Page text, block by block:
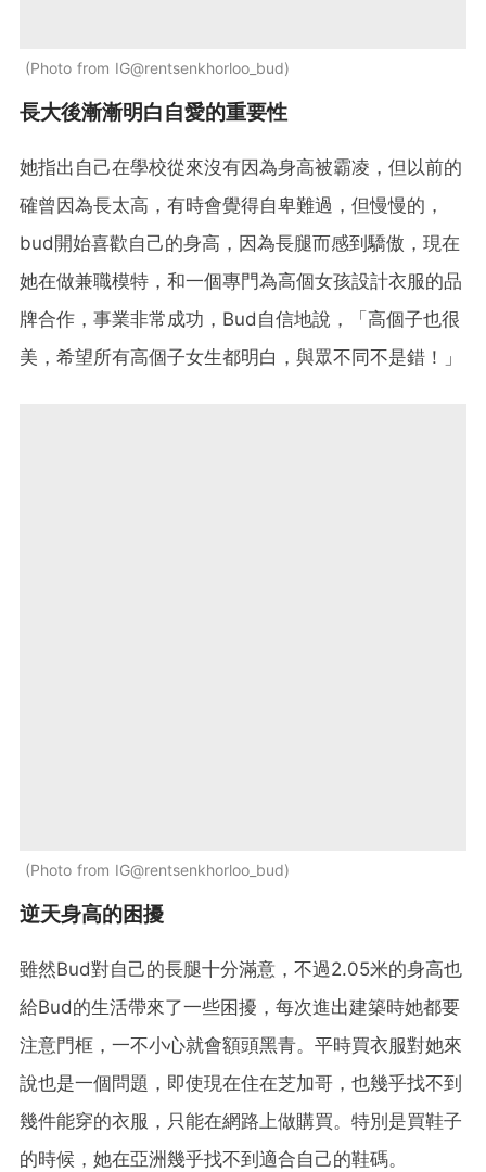
Photo from IG@rentsenkhorloo_bud
長大後漸漸明白自愛的重要性
她指出自己在學校從來沒有因為身高被霸凌，但以前的
確曾因為長太高，有時會覺得自卑難過，但慢慢的，
bud開始喜歡自己的身高，因為長腿而感到驕傲，現在
她在做兼職模特，和一個專門為高個女孩設計衣服的品
牌合作，事業非常成功，Bud自信地說，「高個子也很
美，希望所有高個子女生都明白，與眾不同不是錯！」
Photo from IG@rentsenkhorloo_bud
逆天身高的困擾
雖然Bud對自己的長腿十分滿意，不過2.05米的身高也
給Bud的生活帶來了一些困擾，每次進出建築時她都要
注意門框，一不小心就會額頭黑青。平時買衣服對她來
說也是一個問題，即使現在住在芝加哥，也幾乎找不到
幾件能穿的衣服，只能在網路上做購買。特別是買鞋子
的時候，她在亞洲幾乎找不到適合自己的鞋碼。